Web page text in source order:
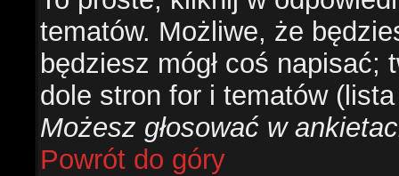
tematów. Możliwe, że
będziesz mógł coś
dole stron for i tematów
Możesz głosować w
Powrót do góry